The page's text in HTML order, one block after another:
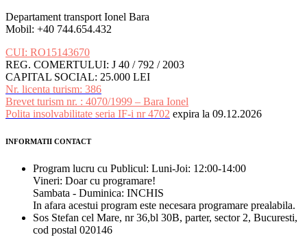
Departament transport Ionel Bara
Mobil: +40 744.654.432
CUI: RO15143670
REG. COMERTULUI: J 40 / 792 / 2003
CAPITAL SOCIAL: 25.000 LEI
Nr. licenta turism: 386
Brevet turism nr. : 4070/1999 – Bara Ionel
Polita insolvabilitate seria IF-i nr 4702 expira la 09.12.2026
INFORMATII CONTACT
Program lucru cu Publicul: Luni-Joi: 12:00-14:00
Vineri: Doar cu programare!
Sambata - Duminica: INCHIS
In afara acestui program este necesara programare prealabila.
Sos Stefan cel Mare, nr 36,bl 30B, parter, sector 2, Bucuresti,
cod postal 020146